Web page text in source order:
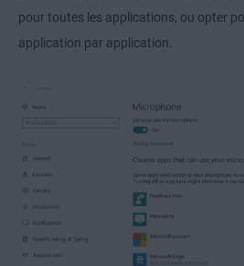
pour toutes les applications, ou opter
application par application.